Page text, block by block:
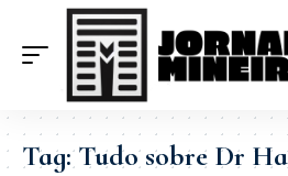
Tag:Tudo sobre Dr